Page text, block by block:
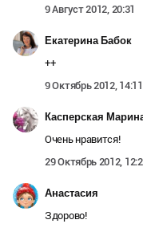
9 Август 2012, 20:31
Екатерина Бабок
++
9 Октябрь 2012, 14:11
Касперская
Очень нравится!
29 Октябрь 2012,
Анастасия
Здорово!